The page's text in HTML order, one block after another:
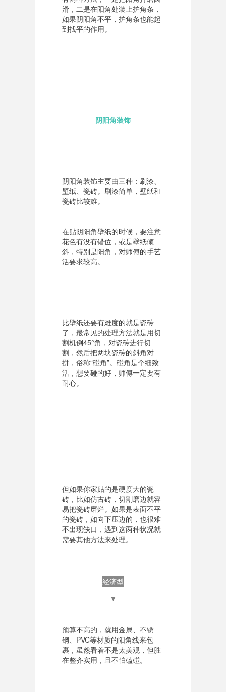
滑，二是在阳角处装上护角条，
如果阴阳角不平，护角条也能起
到找平的作用。
阴阳角装饰
阴阳角装饰主要由三种：刷漆、
壁纸、瓷砖。刷漆简单，壁纸和
瓷砖比较难。
在贴阴阳角壁纸的时候，要注意
花色有没有错位，或是壁纸倾
斜，特别是阳角，对师傅的手艺
活要求较高。
比壁纸还要有难度的就是瓷砖
了，最常见的处理方法就是用切
割机倒45°角，对瓷砖进行切
割，然后把两块瓷砖的斜角对
拼，俗称“碰角”。碰角是个细致
活，想要碰的好，师傅一定要有
耐心。
但如果你家贴的是硬度大的瓷
砖，比如仿古砖，切割磨边就容
易把瓷砖磨烂。如果是表面不平
的瓷砖，如向下压边的，也很难
不出现缺口，遇到这两种状况就
需要其他方法来处理。
经济型
▼
预算不高的，就用金属、不锈
钢、PVC等材质的阳角线来包
裹，虽然看着不是太美观，但胜
在整齐实用，且不怕磕碰。